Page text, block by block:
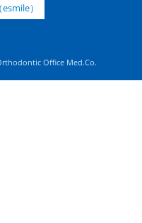
）
Office Med.Co.